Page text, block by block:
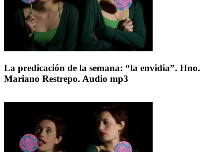
La predicación de la semana: “la envidia”. Hno.
Mariano Restrepo. Audio mp3